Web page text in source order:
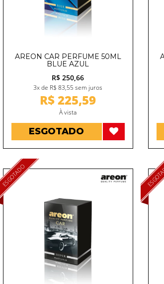
AREON CAR PERFUME 50ML
BLUE AZUL
R$ 250,66
3x de R$ 83,55 sem juros
R$ 225,59
À vista
ESGOTADO
ESGOTADO